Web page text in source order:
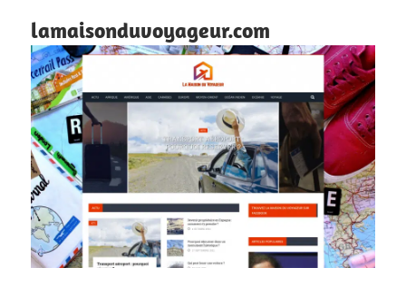
lamaisonduvoyageur.com